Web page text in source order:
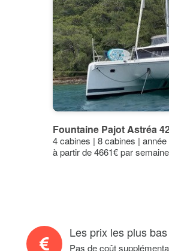
Connexion internet/wi-fi à bord
Grande serviette
Aller simple
Couvertures
Fountaine Pajot Astréa
4 cabines | 8 cabines | année
à partir de 4661€ par semaine
Les prix les plus bas
Pas de coût